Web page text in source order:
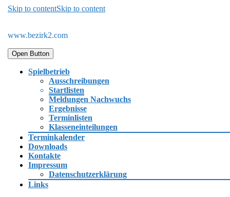
Skip to contentSkip to content
www.bezirk2.com
Open Button
Spielbetrieb
Ausschreibungen
Startlisten
Meldungen Nachwuchs
Ergebnisse
Terminlisten
Klasseneinteilungen
Terminkalender
Downloads
Kontakte
Impressum
Datenschutzerklärung
Links